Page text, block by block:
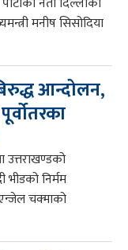
मनीष सिसोदिया
आन्दोलन,
उत्तराखण्डको
भीडको निर्मम
चक्माको